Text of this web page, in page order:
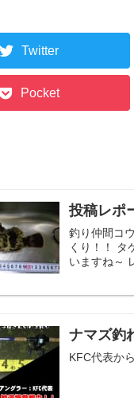
Twitter
Pocket
投稿レ
釣り仲間コ
くり！！ タ
いますね～
ナマズ釣
KFC代表か